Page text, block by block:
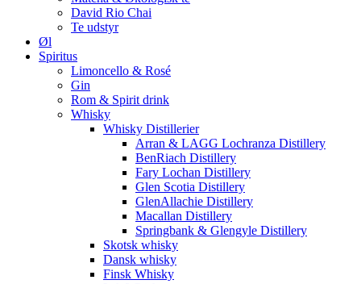
David Rio Chai
Te udstyr
Øl
Spiritus
Limoncello & Rosé
Gin
Rom & Spirit drink
Whisky
Whisky Distillerier
Arran & LAGG Lochranza Distillery
BenRiach Distillery
Fary Lochan Distillery
Glen Scotia Distillery
GlenAllachie Distillery
Macallan Distillery
Springbank & Glengyle Distillery
Skotsk whisky
Dansk whisky
Finsk Whisky